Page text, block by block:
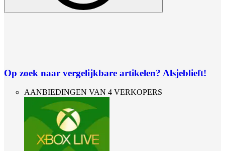
Op zoek naar vergelijkbare artikelen? Alsjeblieft!
AANBIEDINGEN VAN 4 VERKOPERS